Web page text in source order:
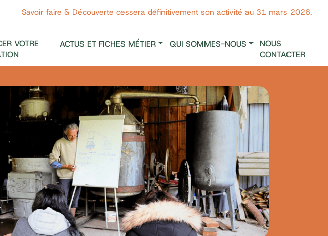
Savoir faire & Découverte cessera définitivement son activité au 31 mars 2026.
VOTRE
ACTUS ET FICHES MÉTIER QUI SOMMES-NOUS
NOUS
CONTACTER